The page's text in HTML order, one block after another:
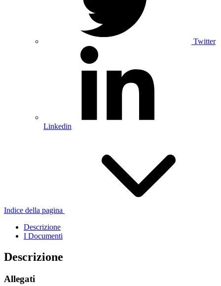
Twitter
Linkedin
Indice della pagina
Descrizione
I Documenti
Descrizione
Allegati